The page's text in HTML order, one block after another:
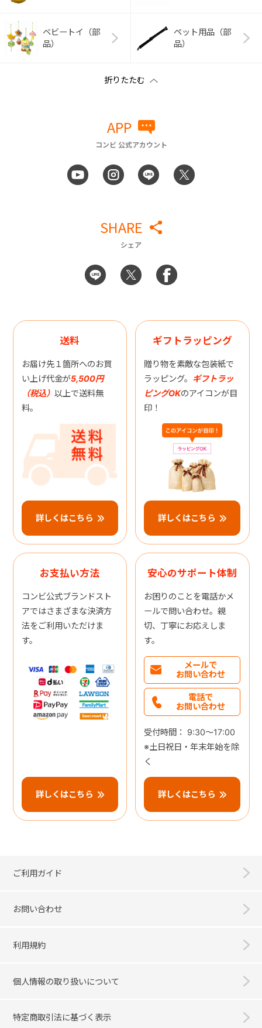
ベビートイ（部
品）
ペット用品（部
品）
APP
コンビ 公式アカウント
SHARE
シェア
送料
お届け先１箇所へのお買
い上げ代金が5,500円
（税込） 以上で送料無
料。
詳しくはこちら
ギフトラッピング
贈り物を素敵な包装紙で
ラッピング。 ギフトラッ
ピングOKのアイコンが目
印！
詳しくはこちら
お支払い方法
コンビ公式ブランドスト
アではさまざまな決済方
法をご利用いただけま
す。
詳しくはこちら
安心のサポート体制
お困りのことを電話かメ
ールで問い合わせ。親
切、丁寧にお応えしま
す。
メールで
お問い合わせ
電話で
お問い合わせ
受付時間： 9:30～17:00
※土日祝日・年末年始を除
く
詳しくはこちら
ご利用ガイド
お問い合わせ
利用規約
個人情報の取り扱いについて
特定商取引法に基づく表示